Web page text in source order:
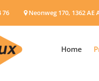
76 Neonweg 170, 1362 AE
Home